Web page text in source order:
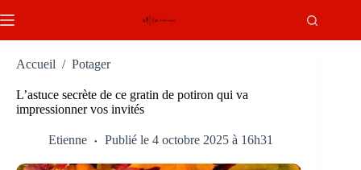
au
Accueil / Potager
L’astuce secrète de ce gratin de potiron qui va
impressionner vos invités
Etienne Publié le 4 octobre 2025 à 16h31